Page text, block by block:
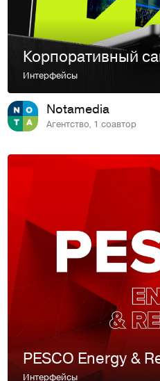
Интерфейсы
Notamedia
Агентство, 1 соавтор
Интерфейсы